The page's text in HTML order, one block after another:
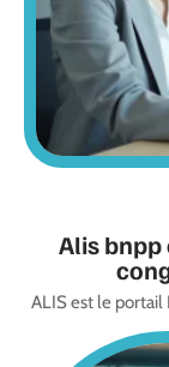
Alis bnpp
ALIS est le portail